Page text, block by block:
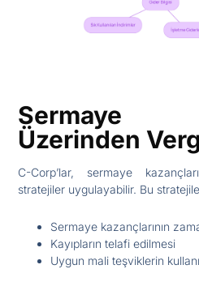
Sermaye
Üzerinden
C-Corp’lar, sermaye
stratejiler uygulayabilir. Bu
Sermaye kazançlarının
Kayıpların telafi edilmesi
Uygun mali teşviklerin